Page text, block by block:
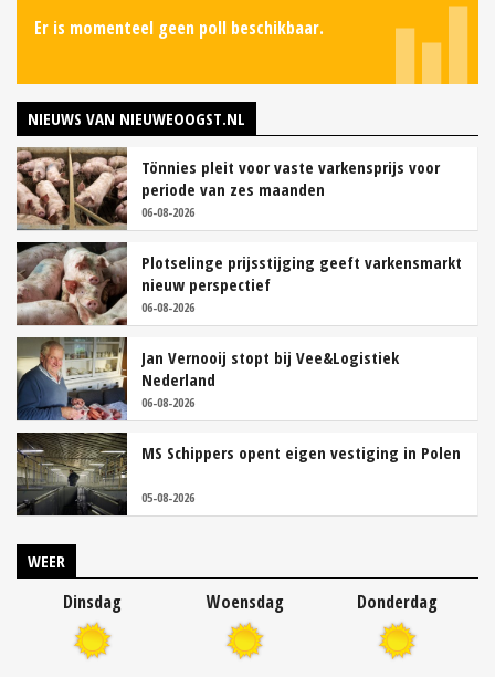
Er is momenteel geen poll beschikbaar.
NIEUWS VAN NIEUWEOOGST.NL
Tönnies pleit voor vaste varkensprijs voor
periode van zes maanden
06-08-2026
Plotselinge prijsstijging geeft varkensmarkt
nieuw perspectief
06-08-2026
Jan Vernooij stopt bij Vee&Logistiek
Nederland
06-08-2026
MS Schippers opent eigen vestiging in Polen
05-08-2026
WEER
Dinsdag Woensdag Donderdag